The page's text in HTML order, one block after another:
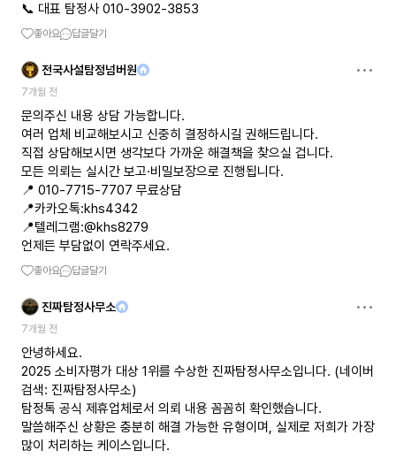
📞 대표 탐정사 010-3902-3853
좋아요 답글달기
전국사설탐정넘버원
7개월 전
문의주신 내용 상담 가능합니다.
여러 업체 비교해보시고 신중히 결정하시길 권해드립니다.
직접 상담해보시면 생각보다 가까운 해결책을 찾으실 겁니다.
모든 의뢰는 실시간 보고·비밀보장으로 진행됩니다.
📍 010-7715-7707 무료상담
📍카카오톡:khs4342
📍텔레그램:@khs8279
언제든 부담없이 연락주세요.
좋아요 답글달기
진짜탐정사무소
7개월 전
안녕하세요.
2025 소비자평가 대상 1위를 수상한 진짜탐정사무소입니다. (네이버
검색: 진짜탐정사무소)
탐정톡 공식 제휴업체로서 의뢰 내용 꼼꼼히 확인했습니다.
말씀해주신 상황은 충분히 해결 가능한 유형이며, 실제로 저희가 가장
많이 처리하는 케이스입니다.